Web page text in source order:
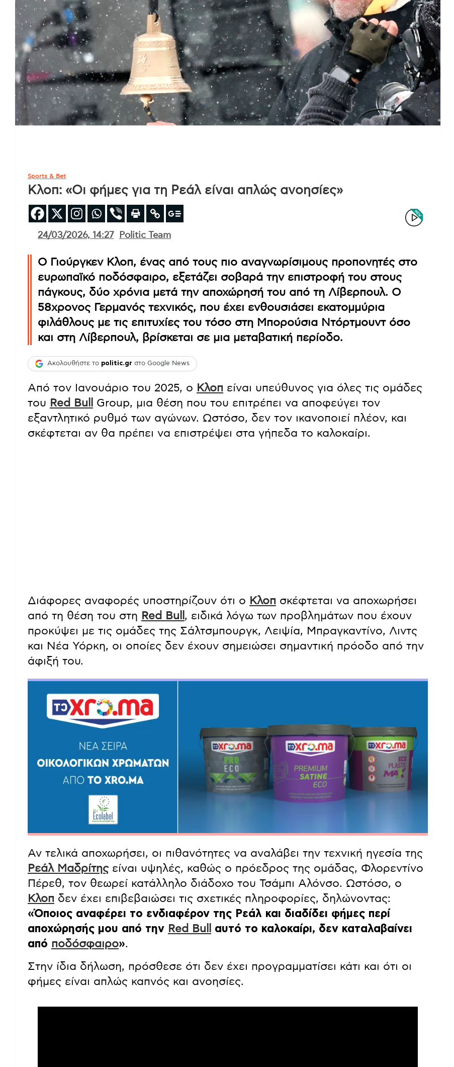
Sports & Bet
Κλοπ: «Οι φήμες για τη Ρεάλ είναι απλώς ανοησίες»
24/03/2026, 14:27 Politic Team
Ο Γιούργκεν Κλοπ, ένας από τους πιο αναγνωρίσιμους προπονητές στο
ευρωπαϊκό ποδόσφαιρο, εξετάζει σοβαρά την επιστροφή του στους
πάγκους, δύο χρόνια μετά την αποχώρησή του από τη Λίβερπουλ. Ο
58χρονος Γερμανός τεχνικός, που έχει ενθουσιάσει εκατομμύρια
φιλάθλους με τις επιτυχίες του τόσο στη Μπορούσια Ντόρτμουντ όσο
και στη Λίβερπουλ, βρίσκεται σε μια μεταβατική περίοδο.
Ακολουθήστε το politic.gr στο Google News
Από τον Ιανουάριο του 2025, ο Κλοπ είναι υπεύθυνος για όλες τις ομάδες
του Red Bull
Group, μια θέση που του επιτρέπει να αποφεύγει τον
εξαντλητικό ρυθμό των αγώνων. Ωστόσο, δεν τον ικανοποιεί πλέον, και
σκέφτεται αν θα πρέπει να επιστρέψει στα γήπεδα το καλοκαίρι.
Διάφορες αναφορές υποστηρίζουν ότι ο Κλοπ σκέφτεται να αποχωρήσει
από τη θέση του στη Red Bull , ειδικά λόγω των προβλημάτων που έχουν
προκύψει με τις ομάδες της Σάλτσμπουργκ, Λειψία, Μπραγκαντίνο, Λιντς
και Νέα Υόρκη, οι οποίες δεν έχουν σημειώσει σημαντική πρόοδο από την
άφιξή του.
Αν τελικά αποχωρήσει, οι πιθανότητες να αναλάβει την τεχνική ηγεσία της
Ρεάλ Μαδρίτηςείναι υψηλές, καθώς ο πρόεδρος της ομάδας, Φλορεντίνο
Πέρεθ, τον θεωρεί κατάλληλο διάδοχο του Τσάμπι Αλόνσο. Ωστόσο, ο
Κλοπ δεν έχει επιβεβαιώσει τις σχετικές πληροφορίες, δηλώνοντας:
«Όποιος αναφέρει το ενδιαφέρον της Ρεάλ και διαδίδει φήμες περί
αποχώρησής μου από την Red Bull
αυτό το καλοκαίρι, δεν καταλαβαίνει
από ποδόσφαιρο».
Στην ίδια δήλωση, πρόσθεσε ότι δεν έχει προγραμματίσει κάτι και ότι οι
φήμες είναι απλώς καπνός και ανοησίες.